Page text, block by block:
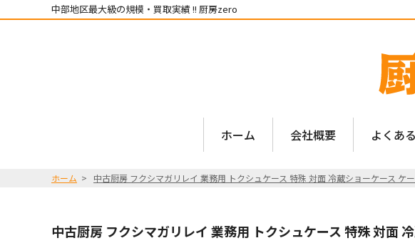
中部地区最大級の規模・買取実績 !! 厨房zero
ホーム 会社概要 よくあ
ホーム 中古厨房 フクシマガリレイ 業務用 トクシュケース 特殊 対面 冷蔵ショーケース ケ
中古厨房 フクシマガリレイ 業務用 トクシュケース 特殊 対面